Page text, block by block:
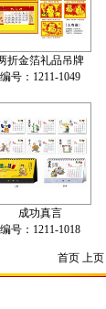
折金箔礼品吊牌
编号：1211-1049
成功真言
编号：1211-1018
首页 上页